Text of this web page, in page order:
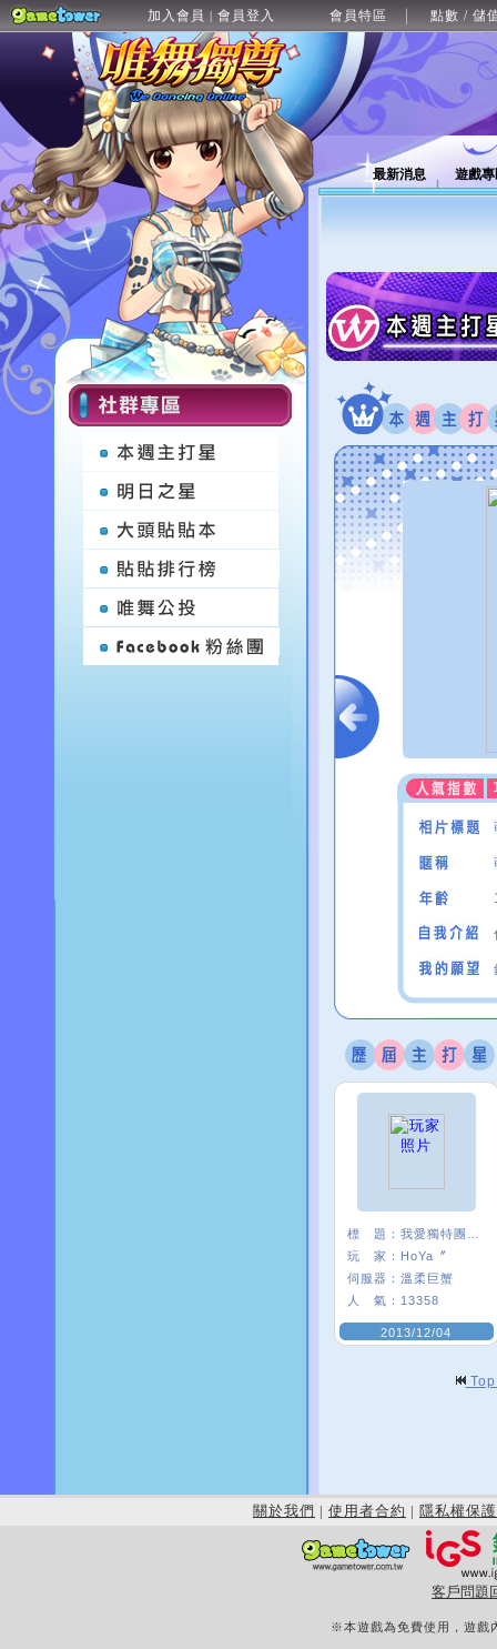
加入會員 | 會員登入 會員特區 點數 / 儲
最新消息 遊戲
標 題：
玩 家： HoYa〞
伺服器： 溫柔巨蟹
人 氣： 13358
2013/12/04
關於我們 | 使用者合約 | 隱私權保護
客戶問題
※本遊戲為免費使用，遊戲